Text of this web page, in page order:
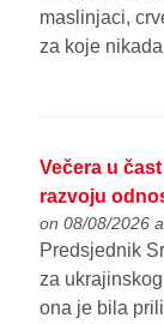
maslinjaci,
za koje
Večera u
razvoju
on 08/08/2026
Predsjednik
za
ona je bila